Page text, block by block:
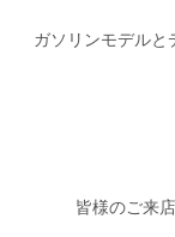
ガソリンモデルと
皆様のご来